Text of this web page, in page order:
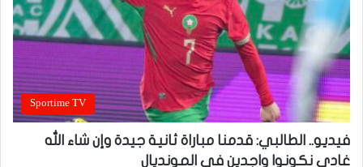
Sportime TV
فيديو.. الطالبي: قدمنا مباراة ثانية جيدة وإن شاء الله
غادي نكونوا واجدين في المونديال